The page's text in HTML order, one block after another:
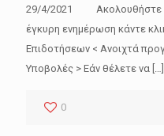
29/4/2021 Ακολουθήστε
έγκυρη ενημέρωση κάντε
Επιδοτήσεων < Ανοιχτά
Υποβολές > Εάν θέλετε να
0